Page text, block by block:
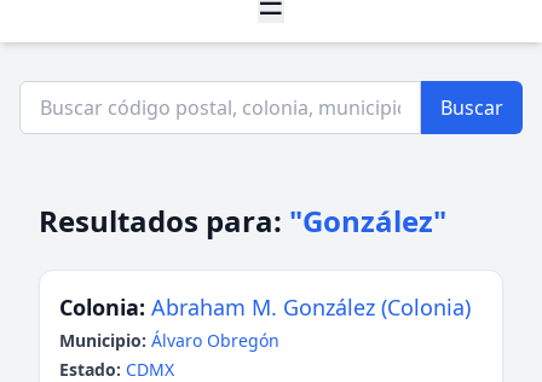
Buscar
Resultados para: "González"
Colonia: Abraham M. González (Colonia)
Municipio: Álvaro Obregón
Estado: CDMX